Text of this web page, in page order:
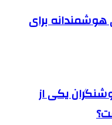
هوشمندانه برای
یکی از